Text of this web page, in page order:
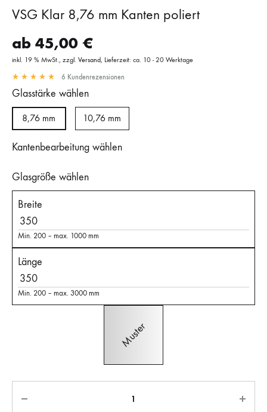
VSG Klar 8,76 mm Kanten poliert
ab 45,00 €
inkl. 19 % MwSt. zzgl. Versand Lieferzeit: ca. 10 - 20 Werktage
6 Kundenrezensionen
Glasstärke wählen
8,76 mm 10,76 mm
Kantenbearbeitung wählen
Glasgröße wählen
Breite
Min. 200 – max. 1000 mm
Länge
Min. 200 – max. 3000 mm